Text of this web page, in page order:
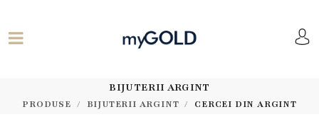
BIJUTERII ARGINT
PRODUSE BIJUTERII ARGINT CERCEI DIN ARGINT